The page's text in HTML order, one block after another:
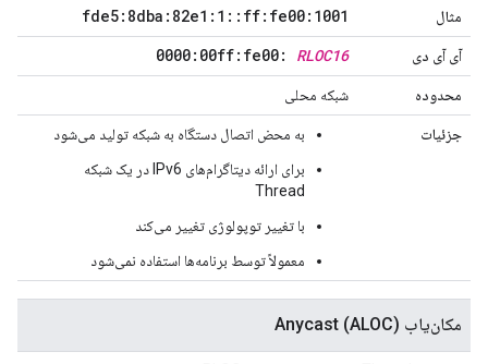
مثال fde5:8dba:82e1:1 :: ff:fe00:1001
آی آی دی 0000:00ff:fe00: RLOC16
محدوده شبکه محلی
جزئیات
به محض اتصال دستگاه به شبکه تولید می‌شود
برای ارائه دیتاگرام‌های IPv6 در یک شبکه
Thread
با تغییر توپولوژی تغییر می‌کند
معمولاً توسط برنامه‌ها استفاده نمی‌شود
مکان‌یاب Anycast (ALOC)